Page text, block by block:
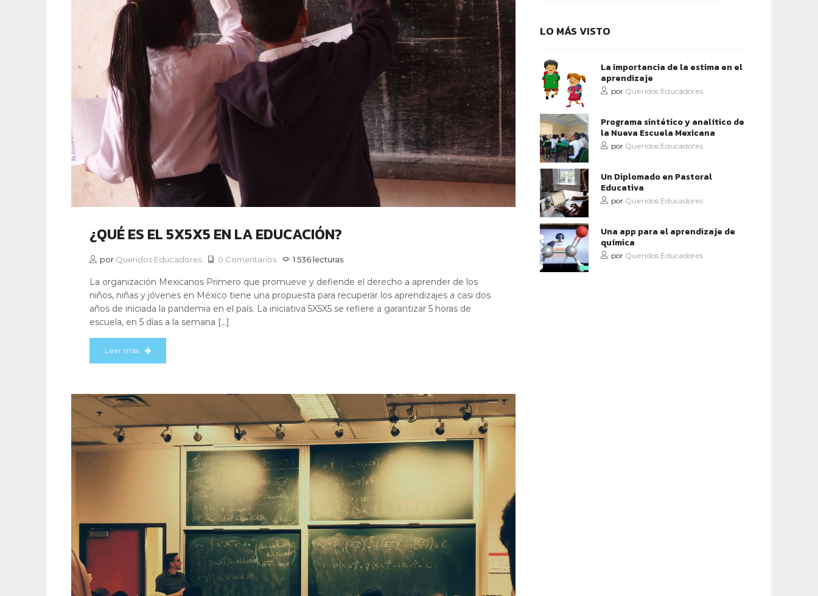
¿QUÉ ES EL 5X5X5 EN LA EDUCACIÓN?
por Queridos Educadores 0 Comentarios 1.536 lecturas
La organización Mexicanos Primero que promueve y defiende el derecho a aprender de los
niños, niñas y jóvenes en México tiene una propuesta para recuperar los aprendizajes a casi dos
años de iniciada la pandemia en el país. La iniciativa 5X5X5 se refiere a garantizar 5 horas de
escuela, en 5 días a la semana […]
Leer más
LO MÁS VISTO
La importancia de la estima en el
aprendizaje
por Queridos Educadores
Programa sintético y analítico de
la Nueva Escuela Mexicana
por Queridos Educadores
Un Diplomado en Pastoral
Educativa
por Queridos Educadores
Una app para el aprendizaje de
química
por Queridos Educadores